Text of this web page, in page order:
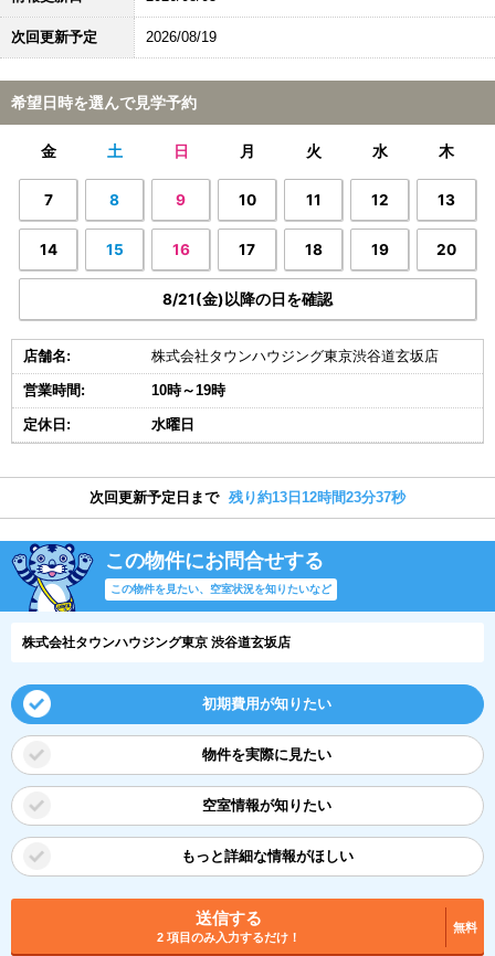
次回更新予定 2026/08/19
希望日時を選んで見学予約
金 土 日 月 火 水 木
7 8 9 10 11 12 13
14 15 16 17 18 19 20
8/21(金)以降の日を確認
店舗名: 株式会社タウンハウジング東京渋谷道玄坂店
営業時間: 10時～19時
定休日: 水曜日
次回更新予定日まで 残り約13日12時間23分37秒
この物件にお問合せする
この物件を見たい、空室状況を知りたいなど
株式会社タウンハウジング東京 渋谷道玄坂店
初期費用が知りたい
物件を実際に見たい
空室情報が知りたい
もっと詳細な情報がほしい
送信する
2 項目のみ入力するだけ！
無料